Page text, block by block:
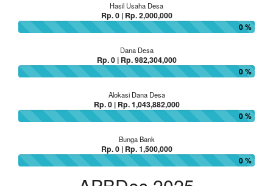
Hasil Usaha Desa
Rp. 0 | Rp. 2,000,000
0 %
Dana Desa
Rp. 0 | Rp. 982,304,000
0 %
Alokasi Dana Desa
Rp. 0 | Rp. 1,043,882,000
0 %
Bunga Bank
Rp. 0 | Rp. 1,500,000
0 %